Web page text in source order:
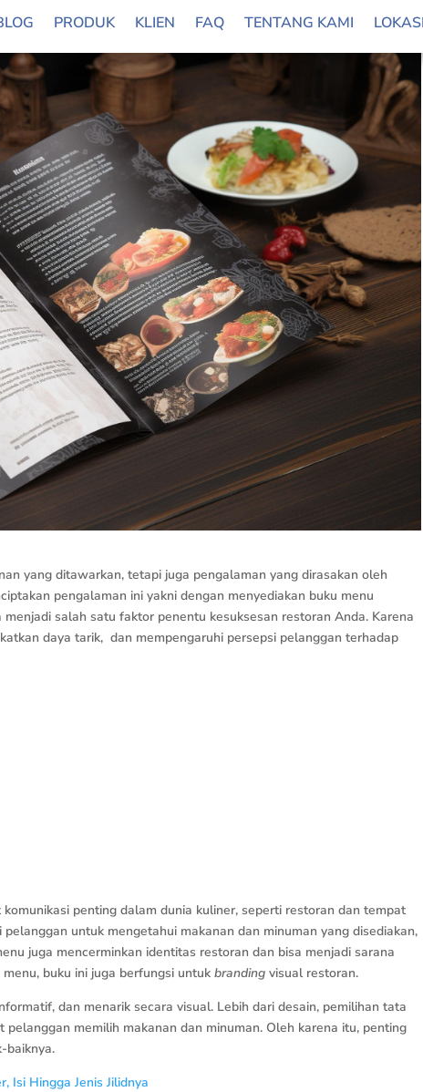
PRODUK KLIEN FAQ TENTANG KAMI LOKASI
yang ditawarkan, tetapi juga pengalaman yang dirasakan oleh
pengalaman ini yakni dengan menyediakan buku menu
salah satu faktor penentu kesuksesan restoran Anda. Karena
daya tarik, dan mempengaruhi persepsi pelanggan terhadap
penting dalam dunia kuliner, seperti restoran dan tempat
untuk mengetahui makanan dan minuman yang disediakan,
juga mencerminkan identitas restoran dan bisa menjadi sarana
buku ini juga berfungsi untukbranding visual restoran.
dan menarik secara visual. Lebih dari desain, pemilihan tata
memilih makanan dan minuman. Oleh karena itu, penting
baiknya.
Isi Hingga Jenis Jilidnya